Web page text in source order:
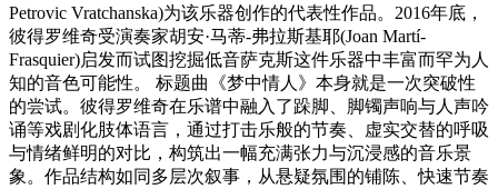
Petrovic Vratchanska)为该乐器创作的代表性作品。2016年底，
彼得罗维奇受演奏家胡安·马蒂-弗拉斯基耶(Joan Martí-
Frasquier)启发而试图挖掘低音萨克斯这件乐器中丰富而罕为人
知的音色可能性。 标题曲《梦中情人》本身就是一次突破性
的尝试。彼得罗维奇在乐谱中融入了跺脚、脚镯声响与人声吟
诵等戏剧化肢体语言，通过打击乐般的节奏、虚实交替的呼吸
与情绪鲜明的对比，构筑出一幅充满张力与沉浸感的音乐景
象。作品结构如同多层次叙事，从悬疑氛围的铺陈、快速节奏